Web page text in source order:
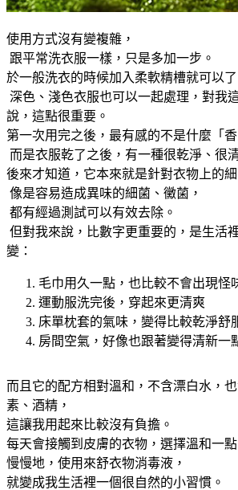
使用方式沒有變複雜，
跟平常洗衣服一樣，只是多加一步。
於一般洗衣的時候加入柔軟精槽就可以了
深色、淺色衣服也可以一起處理，對我
說，這點很重要。
第一次用完之後，最有感的不是什麼「香
而是衣服乾了之後，有一種很乾淨、很
後來才知道，它本來就是針對衣物上的細
像是容易造成異味的細菌、黴菌，
都有經過測試可以有效去除。
但對我來說，比數字更重要的，是生活
變：
毛巾用久一點，也比較不會出現怪
運動服洗完後，穿起來更清爽
床單枕套的氣味，變得比較乾淨舒
房間空氣，好像也跟著變得清新一
而且它的配方相對溫和，不含漂白水，
素、酒精，
這讓我用起來比較沒有負擔。
每天會接觸到皮膚的衣物，選擇溫和一
慢慢地，使用來舒衣物消毒液，
就變成我生活裡一個很自然的小習慣。